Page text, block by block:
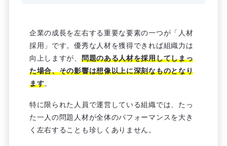
企業の成長を左右する重要な要素の一つが「人材
採用」です。優秀な人材を獲得できれば組織力は
向上しますが、 問題のある人材を採用してしまっ
た場合、その影響は想像以上に深刻なものとなり
ます。
特に限られた人員で運営している組織では、たっ
た一人の問題人材が全体のパフォーマンスを大き
く左右することも珍しくありません。